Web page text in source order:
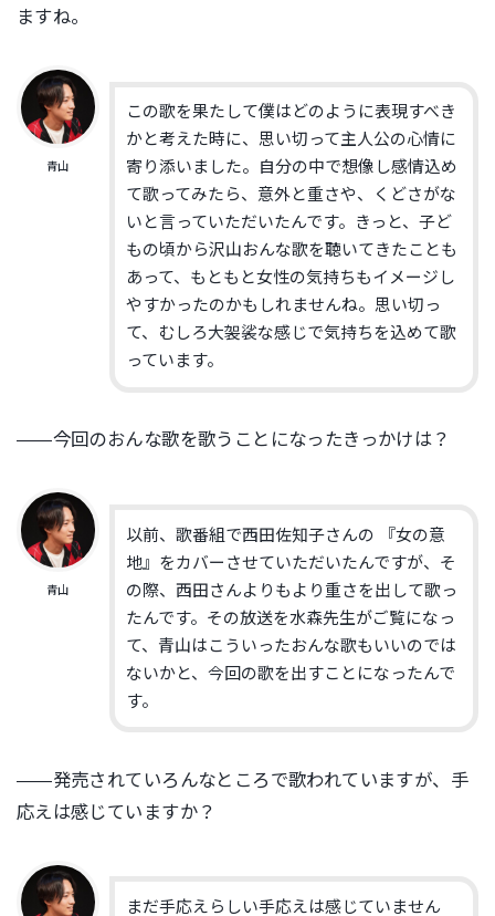
ますね。
青山
この歌を果たして僕はどのように表現すべき
かと考えた時に、思い切って主人公の心情に
寄り添いました。自分の中で想像し感情込め
て歌ってみたら、意外と重さや、くどさがな
いと言っていただいたんです。きっと、子ど
もの頃から沢山おんな歌を聴いてきたことも
あって、もともと女性の気持ちもイメージし
やすかったのかもしれませんね。思い切っ
て、むしろ大袈裟な感じで気持ちを込めて歌
っています。
——今回のおんな歌を歌うことになったきっかけは？
青山
以前、歌番組で西田佐知子さんの 『女の意
地』をカバーさせていただいたんですが、そ
の際、西田さんよりもより重さを出して歌っ
たんです。その放送を水森先生がご覧になっ
て、青山はこういったおんな歌もいいのでは
ないかと、今回の歌を出すことになったんで
す。
——発売されていろんなところで歌われていますが、手
応えは感じていますか？
まだ手応えらしい手応えは感じていません